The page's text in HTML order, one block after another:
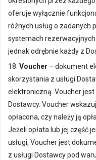
oferuje wyłącznie
różnych usług o
systemach
jednak odrębnie każdy z
18. Voucher – dokument
skorzystania z usługi
elektroniczną. Voucher
Dostawcy. Voucher
opłacona, czy należy ją
Jeżeli opłata lub jej część
usługi, Voucher jest
z usługi Dostawcy pod